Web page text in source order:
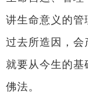
讲生命意义的管
过去所造因，会
就要从今生的基
佛法。